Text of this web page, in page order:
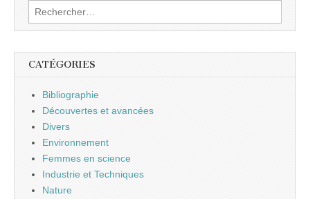
Rechercher :
CATÉGORIES
Bibliographie
Découvertes et avancées
Divers
Environnement
Femmes en science
Industrie et Techniques
Nature